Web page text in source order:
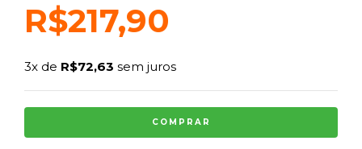
R$217,90
3x de R$72,63 sem juros